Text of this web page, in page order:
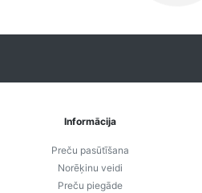
Informācija
Preču pasūtīšana
Norēķinu veidi
Preču piegāde